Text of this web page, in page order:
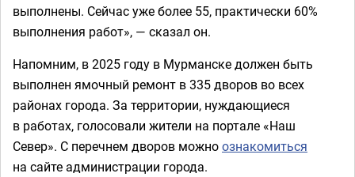
выполнены. Сейчас уже более 55, практически 60%
выполнения работ», — сказал он.
Напомним, в 2025 году в Мурманске должен быть
выполнен ямочный ремонт в 335 дворов во всех
районах города. За территории, нуждающиеся
в работах, голосовали жители на портале «Наш
Север». С перечнем дворов можноознакомиться
на сайте администрации города.